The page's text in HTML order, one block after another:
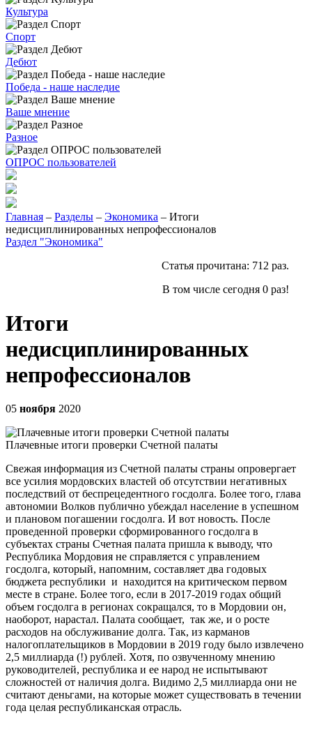
Культура
Спорт
Дебют
Победа - наше наследие
Ваше мнение
Разное
ОПРОС пользователей
Главная – Разделы – Экономика – Итоги
недисциплинированных непрофессионалов
Раздел "Экономика"
Статья прочитана: 712 раз.
В том числе сегодня 0 раз!
Итоги
недисциплинированных
непрофессионалов
05 ноября 2020
Плачевные итоги проверки Счетной палаты
Свежая информация из Счетной палаты страны опровергает
все усилия мордовских властей об отсутствии негативных
последствий от беспрецедентного госдолга. Более того, глава
автономии Волков публично убеждал население в успешном
и плановом погашении госдолга. И вот новость. После
проведенной проверки сформированного госдолга в
субъектах страны Счетная палата пришла к выводу, что
Республика Мордовия не справляется с управлением
госдолга, который, напомним, составляет два годовых
бюджета республики и находится на критическом первом
месте в стране. Более того, если в 2017-2019 годах общий
объем госдолга в регионах сокращался, то в Мордовии он,
наоборот, нарастал. Палата сообщает, так же, и о росте
расходов на обслуживание долга. Так, из карманов
налогоплательщиков в Мордовии в 2019 году было извлечено
2,5 миллиарда (!) рублей. Хотя, по озвученному мнению
руководителей, республика и ее народ не испытывают
сложностей от наличия долга. Видимо 2,5 миллиарда они не
считают деньгами, на которые может существовать в течении
года целая республиканская отрасль.